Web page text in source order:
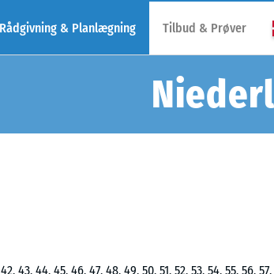
Rådgivning & Planlægning Tilbud & Prøver
43, 44, 45, 46, 47, 48, 49, 50, 51, 52, 53, 54, 55, 56,